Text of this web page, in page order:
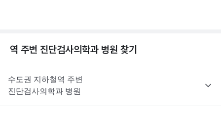
역 주변 진단검사의학과 병원 찾기
수도권 지하철역 주변
진단검사의학과 병원